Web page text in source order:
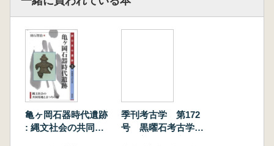
亀ヶ岡石器時代遺跡
: 縄文社会の共同墓
季刊考古学 第172
号 黒曜石考古学が